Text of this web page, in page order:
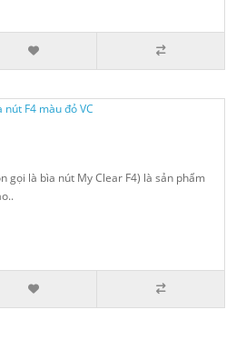
gọi là bìa nút My Clear F4) là sản phẩm